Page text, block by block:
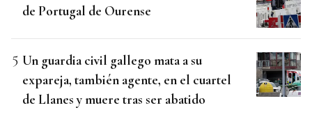
de Portugal de Ourense
Un guardia civil gallego mata a su
expareja, también agente, en el cuartel
de Llanes y muere tras ser abatido